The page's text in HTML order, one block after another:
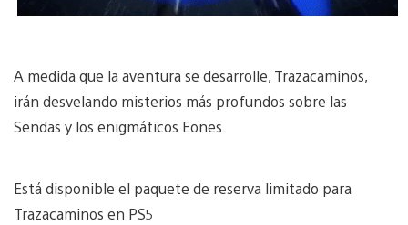
A medida que la aventura se desarrolle, Trazacaminos,
irán desvelando misterios más profundos sobre las
Sendas y los enigmáticos Eones.
Está disponible el paquete de reserva limitado para
Trazacaminos en PS5